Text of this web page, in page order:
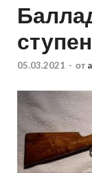
05.03.2021 - от